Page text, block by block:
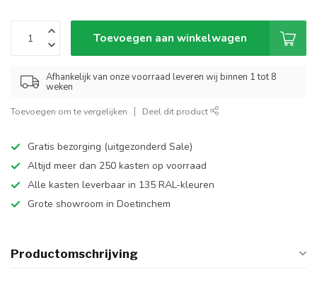
Toevoegen aan winkelwagen
Afhankelijk van onze voorraad leveren wij binnen 1 tot 8
weken
Toevoegen om te vergelijken Deel dit product
Gratis bezorging (uitgezonderd Sale)
Altijd meer dan 250 kasten op voorraad
Alle kasten leverbaar in 135 RAL-kleuren
Grote showroom in Doetinchem
Productomschrijving